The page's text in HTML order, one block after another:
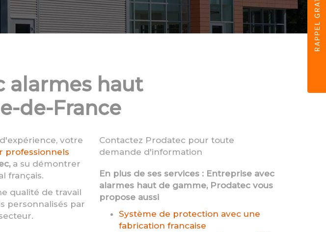
alarmes haut
de-France
votre
professionnels
a su démontrer
français.
qualité de travail
personnalisés par
Contactez Prodatec pour toute
demande d'information
En plus de ses services : Entreprise avec
alarmes haut de gamme, Prodatec vous
propose aussi
Système de protection avec une
fabrication francaise